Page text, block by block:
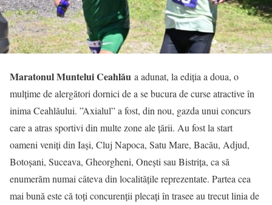
Maratonul Muntelui Ceahlău a adunat, la ediția a doua, o
mulțime de alergători dornici de a se bucura de curse atractive în
inima Ceahlăului. ”Axialul” a fost, din nou, gazda unui concurs
care a atras sportivi din multe zone ale țării. Au fost la start
oameni veniți din Iași, Cluj Napoca, Satu Mare, Bacău, Adjud,
Botoșani, Suceava, Gheorgheni, Onești sau Bistrița, ca să
enumerăm numai câteva din localitățile reprezentate. Partea cea
mai bună este că toți concurenții plecați în trasee au trecut linia de